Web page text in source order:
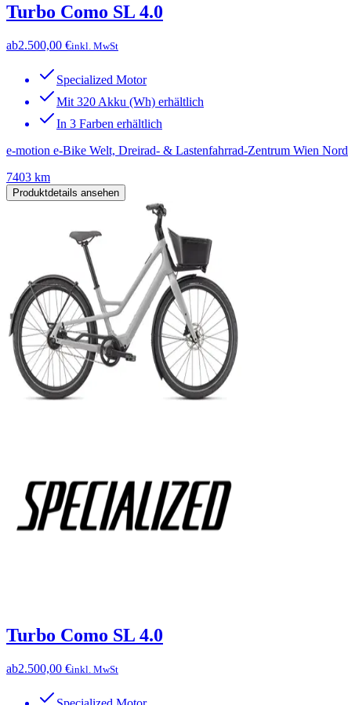
Turbo Como SL 4.0
ab2.500,00 €inkl. MwSt
Specialized Motor
Mit 320 Akku (Wh) erhältlich
In 3 Farben erhältlich
e-motion e-Bike Welt, Dreirad- & Lastenfahrrad-Zentrum Wien Nord
7403 km
Produktdetails ansehen
Turbo Como SL 4.0
ab2.500,00 €inkl. MwSt